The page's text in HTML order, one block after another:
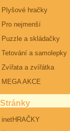
Plyšové hračky
Pro nejmenší
Puzzle a skládačky
Tetování a samolepky
Zvířata a zvířátka
MEGA AKCE
Stránky
inetHRAČKY